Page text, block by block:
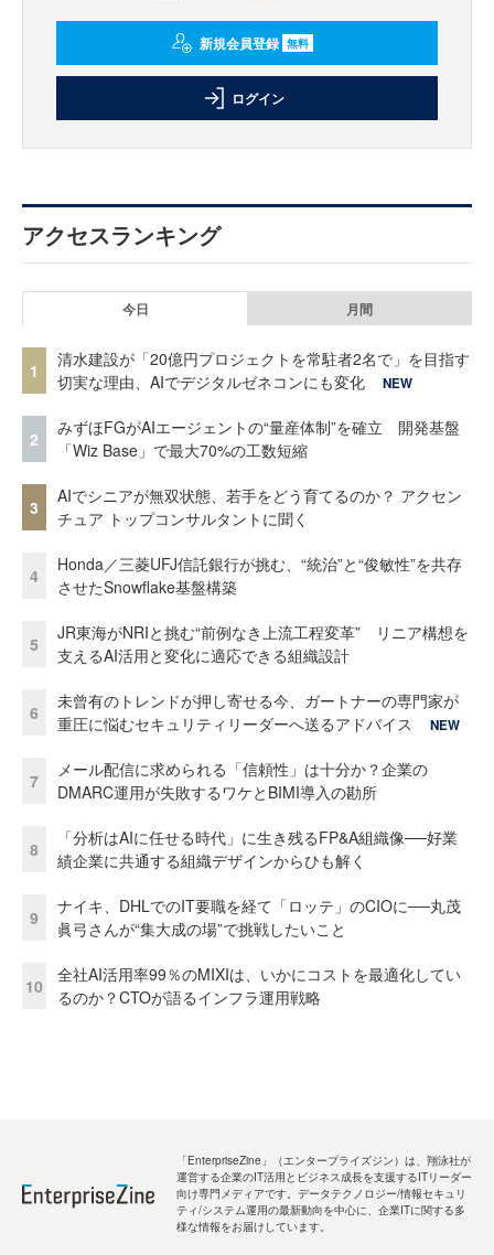
新規会員登録 無料
ログイン
アクセスランキング
今日 月間
1
清水建設が「20億円プロジェクトを常駐者2名で」を目指す
切実な理由、AIでデジタルゼネコンにも変化
NEW
2
みずほFGがAIエージェントの“量産体制”を確立 開発基盤
「Wiz Base」で最大70%の工数短縮
3
AIでシニアが無双状態、若手をどう育てるのか？ アクセン
チュア トップコンサルタントに聞く
4
Honda／三菱UFJ信託銀行が挑む、“統治”と“俊敏性”を共存
させたSnowflake基盤構築
5
JR東海がNRIと挑む“前例なき上流工程変革” リニア構想を
支えるAI活用と変化に適応できる組織設計
6
未曾有のトレンドが押し寄せる今、ガートナーの専門家が
重圧に悩むセキュリティリーダーへ送るアドバイス
NEW
7
メール配信に求められる「信頼性」は十分か？企業の
DMARC運用が失敗するワケとBIMI導入の勘所
8
「分析はAIに任せる時代」に生き残るFP&A組織像──好業
績企業に共通する組織デザインからひも解く
9
ナイキ、DHLでのIT要職を経て「ロッテ」のCIOに──丸茂
眞弓さんが“集大成の場”で挑戦したいこと
10
全社AI活用率99％のMIXIは、いかにコストを最適化してい
るのか？CTOが語るインフラ運用戦略
「EnterpriseZine」（エンタープライズジン）は、翔泳社が
運営する企業のIT活用とビジネス成長を支援するITリーダー
向け専門メディアです。データテクノロジー/情報セキュリ
ティ/システム運用の最新動向を中心に、企業ITに関する多
様な情報をお届けしています。